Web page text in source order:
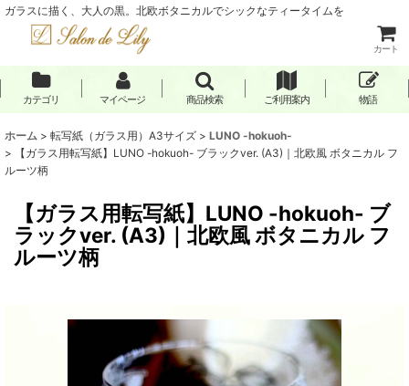
ガラスに描く、大人の黒。北欧ボタニカルでシックなティータイムを
カート
カテゴリ マイページ 商品検索 ご利用案内 物語
ホーム > 転写紙（ガラス用）A3サイズ > LUNO -hokuoh-
>
【ガラス用転写紙】LUNO -hokuoh- ブラックver. (A3)｜北欧風 ボタニカル フ
ルーツ柄
【ガラス用転写紙】LUNO -hokuoh- ブ
ラックver. (A3)｜北欧風 ボタニカル フ
ルーツ柄